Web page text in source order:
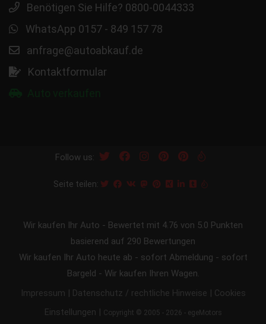
Benötigen Sie Hilfe? 0800-0044333
WhatsApp 0157 - 849 157 78
anfrage@autoabkauf.de
Kontaktformular
Follow us:
Seite teilen:
Wir kaufen Ihr Auto - Bewertet mit 4.76 von 5.0 Punkten
basierend auf 290 Bewertungen
Wir kaufen Ihr Auto heute ab - sofort Abmeldung - sofort
Bargeld - Wir kaufen Ihren Wagen.
Impressum | Datenschutz / rechtliche Hinweise | Cookies
Einstellungen | Copyright © 2005 - 2026 - egeMotors